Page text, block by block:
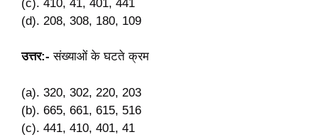
(c). 410, 41, 401, 441
(d). 208, 308, 180, 109
उत्तर:- संख्याओं के घटते क्रम
(a). 320, 302, 220, 203
(b). 665, 661, 615, 516
(c). 441, 410, 401, 41